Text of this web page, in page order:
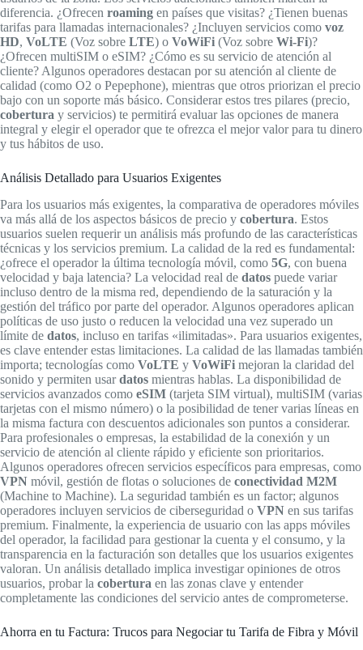
diferencia. ¿Ofrecen roaming en países que visitas? ¿Tienen buenas
tarifas para llamadas internacionales? ¿Incluyen servicios como voz
HD, VoLTE (Voz sobre LTE) o VoWiFi (Voz sobre Wi-Fi)?
¿Ofrecen multiSIM o eSIM? ¿Cómo es su servicio de atención al
cliente? Algunos operadores destacan por su atención al cliente de
calidad (como O2 o Pepephone), mientras que otros priorizan el precio
bajo con un soporte más básico. Considerar estos tres pilares (precio,
cobertura y servicios) te permitirá evaluar las opciones de manera
integral y elegir el operador que te ofrezca el mejor valor para tu dinero
y tus hábitos de uso.
Análisis Detallado para Usuarios Exigentes
Para los usuarios más exigentes, la comparativa de operadores móviles
va más allá de los aspectos básicos de precio y cobertura. Estos
usuarios suelen requerir un análisis más profundo de las características
técnicas y los servicios premium. La calidad de la red es fundamental:
¿ofrece el operador la última tecnología móvil, como 5G, con buena
velocidad y baja latencia? La velocidad real de datos puede variar
incluso dentro de la misma red, dependiendo de la saturación y la
gestión del tráfico por parte del operador. Algunos operadores aplican
políticas de uso justo o reducen la velocidad una vez superado un
límite de datos, incluso en tarifas «ilimitadas». Para usuarios exigentes,
es clave entender estas limitaciones. La calidad de las llamadas también
importa; tecnologías como VoLTE y VoWiFi mejoran la claridad del
sonido y permiten usardatos mientras hablas. La disponibilidad de
servicios avanzados como eSIM (tarjeta SIM virtual), multiSIM (varias
tarjetas con el mismo número) o la posibilidad de tener varias líneas en
la misma factura con descuentos adicionales son puntos a considerar.
Para profesionales o empresas, la estabilidad de la conexión y un
servicio de atención al cliente rápido y eficiente son prioritarios.
Algunos operadores ofrecen servicios específicos para empresas, como
VPN móvil, gestión de flotas o soluciones de conectividad M2M
(Machine to Machine). La seguridad también es un factor; algunos
operadores incluyen servicios de ciberseguridad o VPN en sus tarifas
premium. Finalmente, la experiencia de usuario con las apps móviles
del operador, la facilidad para gestionar la cuenta y el consumo, y la
transparencia en la facturación son detalles que los usuarios exigentes
valoran. Un análisis detallado implica investigar opiniones de otros
usuarios, probar la cobertura en las zonas clave y entender
completamente las condiciones del servicio antes de comprometerse.
Ahorra en tu Factura: Trucos para Negociar tu Tarifa de Fibra y Móvil